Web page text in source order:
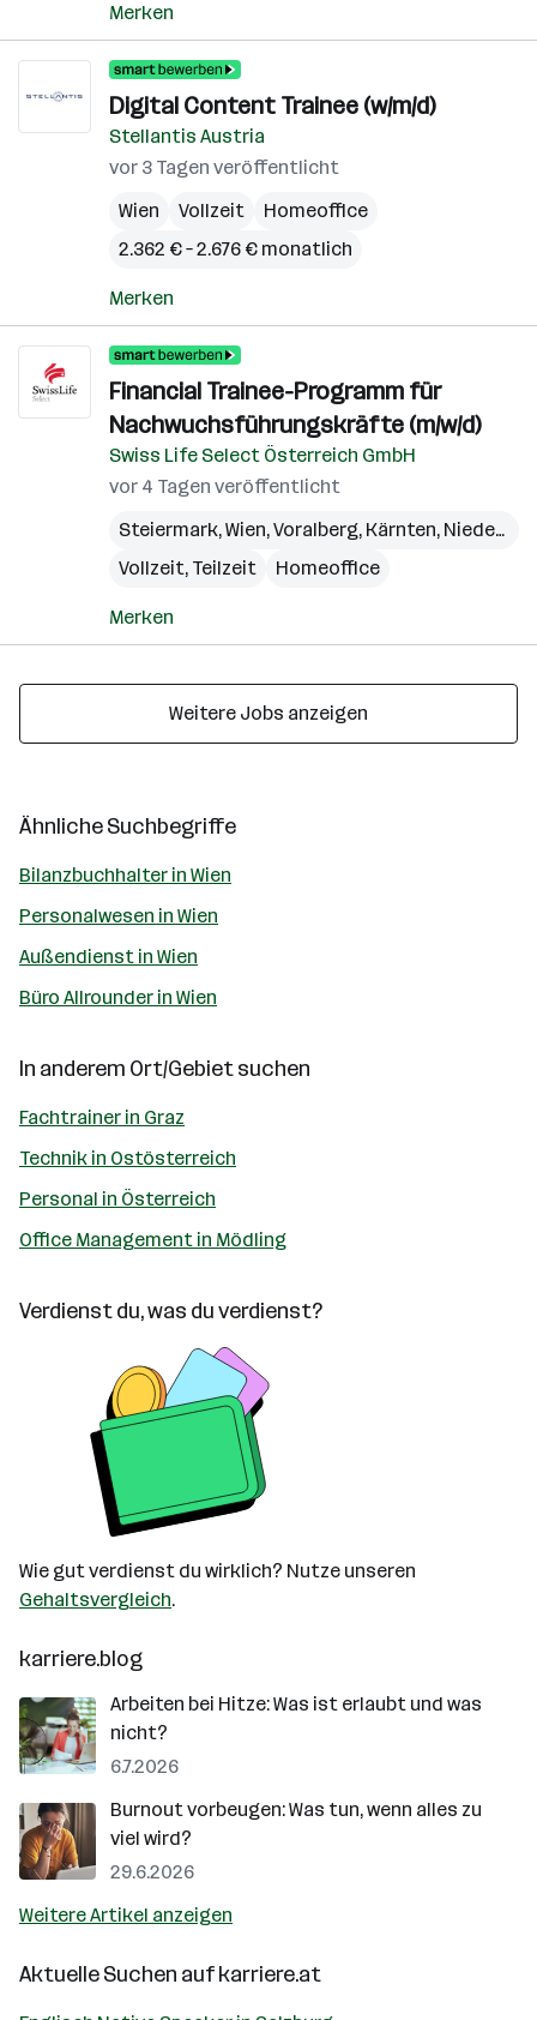
Merken
Digital Content Trainee (w/m/d)
Stellantis Austria
vor 3 Tagen veröffentlicht
Wien
Vollzeit
Homeoffice
2.362 € – 2.676 € monatlich
Merken
Financial Trainee-Programm für
Nachwuchsführungskräfte (m/w/d)
Swiss Life Select Österreich GmbH
vor 4 Tagen veröffentlicht
Steiermark,Wien,Voralberg, Kärnten, Niederösterreich
Vollzeit, Teilzeit
Homeoffice
Merken
Weitere Jobs anzeigen
Ähnliche Suchbegriffe
Bilanzbuchhalter in Wien
Personalwesen in Wien
Außendienst in Wien
Büro Allrounder in Wien
In anderem Ort/Gebiet suchen
Fachtrainer in Graz
Technik in Ostösterreich
Personal in Österreich
Office Management in Mödling
Verdienst du, was du verdienst?
Wie gut verdienst du wirklich? Nutze unseren
Gehaltsvergleich.
karriere.blog
Arbeiten bei Hitze: Was ist erlaubt und was
nicht?
6.7.2026
Burnout vorbeugen: Was tun, wenn alles zu
viel wird?
29.6.2026
Weitere Artikel anzeigen
Aktuelle Suchen aufkarriere.at